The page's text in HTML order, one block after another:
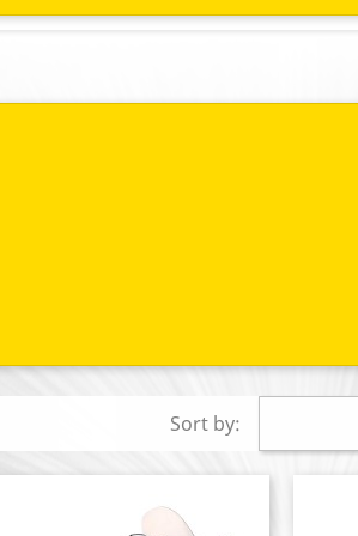
Sort by: